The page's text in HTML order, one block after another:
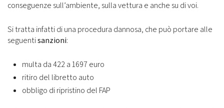
conseguenze sull’ambiente, sulla vettura e anche su di voi.
Si tratta infatti di una procedura dannosa, che può portare alle
seguentisanzioni:
multa da 422 a 1697 euro
ritiro del libretto auto
obbligo di ripristino del FAP